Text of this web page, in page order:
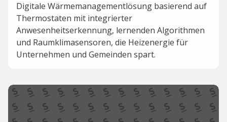
Digitale Wärmemanagementlösung basierend auf
Thermostaten mit integrierter
Anwesenheitserkennung, lernenden Algorithmen
und Raumklimasensoren, die Heizenergie für
Unternehmen und Gemeinden spart.